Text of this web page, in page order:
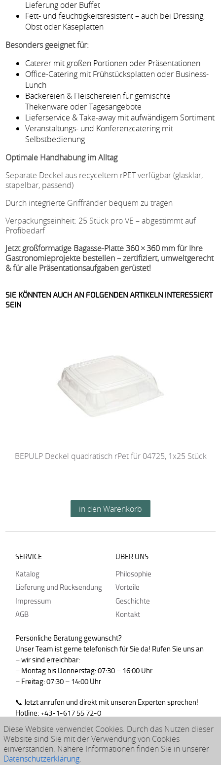
Lieferung oder Buffet
Fett- und feuchtigkeitsresistent – auch bei Dressing,
Obst oder Käseplatten
Besonders geeignet für:
Caterer mit großen Portionen oder Präsentationen
Office-Catering mit Frühstücksplatten oder Business-
Lunch
Bäckereien & Fleischereien für gemischte
Thekenware oder Tagesangebote
Lieferservice & Take-away mit aufwändigem Sortiment
Veranstaltungs- und Konferenzcatering mit
Selbstbedienung
Optimale Handhabung im Alltag
Separate Deckel aus recyceltem rPET verfügbar (glasklar,
stapelbar, passend)
Durch integrierte Griffränder bequem zu tragen
Verpackungseinheit: 25 Stück pro VE – abgestimmt auf
Profibedarf
Jetzt großformatige Bagasse-Platte 360 × 360 mm für Ihre
Gastronomieprojekte bestellen – zertifiziert, umweltgerecht
& für alle Präsentationsaufgaben gerüstet!
SIE KÖNNTEN AUCH AN FOLGENDEN ARTIKELN INTERESSIERT
SEIN
BEPULP Deckel quadratisch rPet für 04725, 1x25 Stück
SERVICE
Katalog
Lieferung und Rücksendung
Impressum
AGB
ÜBER UNS
Philosophie
Vorteile
Geschichte
Kontakt
Persönliche Beratung gewünscht?
Unser Team ist gerne telefonisch für Sie da! Rufen Sie uns an
– wir sind erreichbar:
– Montag bis Donnerstag: 07:30 – 16:00 Uhr
– Freitag: 07:30 – 14:00 Uhr
📞 Jetzt anrufen und direkt mit unseren Experten sprechen!
Hotline: +43-1-617 55 72-0
WhatsApp : +43-664-99830765
Diese Website verwendet Cookies. Durch das Nutzen dieser
Website sind Sie mit der Verwendung von Cookies
einverstanden. Nähere Informationen finden Sie in unserer
Datenschutzerklärung.